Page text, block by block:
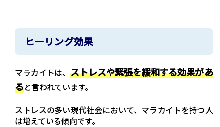
ヒーリング効果
マラカイトは、ストレスや緊張を緩和する効果があ
ると言われています。
ストレスの多い現代社会において、マラカイトを持つ人
は増えている傾向です。